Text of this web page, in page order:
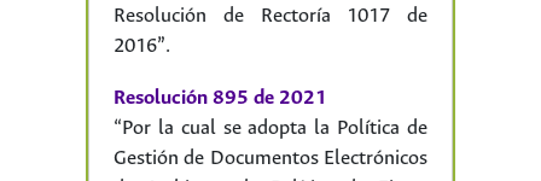
Resolución de Rectoría 1017 de
2016”.
Resolución 895 de 2021
“Por la cual se adopta la Política de
Gestión de Documentos Electrónicos